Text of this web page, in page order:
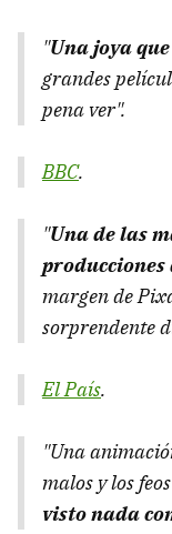
"Una joya
grandes
pena ver".
BBC.
"Una de las
margen de
sorprendente
El País.
"Una
malos y los
visto nada